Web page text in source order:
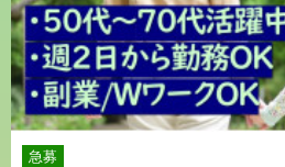
急募